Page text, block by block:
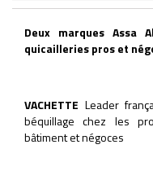
Deux marques
quicailleries pros et
VACHETTE Leader
béquillage chez les
bâtiment et négoces